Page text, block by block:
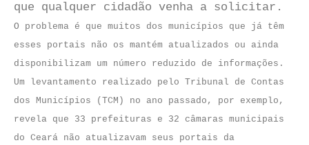
que qualquer cidadão venha a solicitar.
O problema é que muitos dos municípios que já têm
esses portais não os mantém atualizados ou ainda
disponibilizam um número reduzido de informações.
Um levantamento realizado pelo Tribunal de Contas
dos Municípios (TCM) no ano passado, por exemplo,
revela que 33 prefeituras e 32 câmaras municipais
do Ceará não atualizavam seus portais da